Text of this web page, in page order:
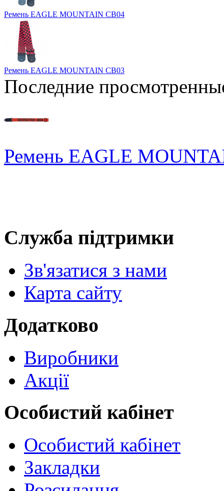
Ремень EAGLE MOUNTAIN CB04
Ремень EAGLE MOUNTAIN CB03
Последние
Ремень EAGLE
Служба підтримки
Зв'язатися з нами
Карта сайту
Додатково
Виробники
Акції
Особистий кабінет
Особистий кабінет
Закладки